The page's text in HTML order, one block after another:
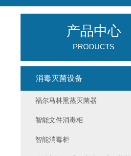
产品中心
PRODUCTS
消毒灭菌设备
福尔马林熏蒸灭菌器
智能文件消毒柜
智能消毒柜